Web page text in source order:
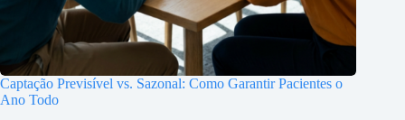
Captação Previsível vs. Sazonal: Como Garantir Pacientes o
Ano Todo